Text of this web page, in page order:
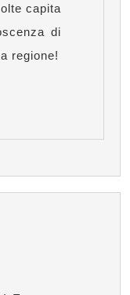
capita
di
regione!